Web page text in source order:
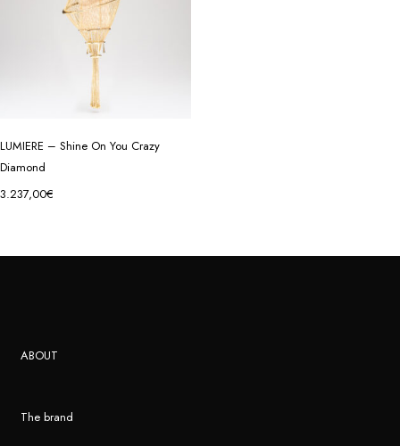
LUMIERE – Shine On You Crazy
Diamond
3.237,00€
ABOUT
The brand